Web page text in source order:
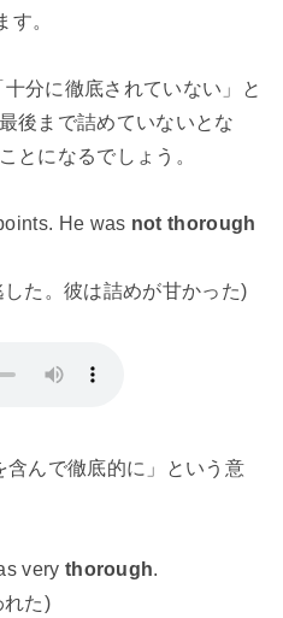
す。
十分に徹底されていない」と
後まで詰めていないとな
とになるでしょう。
He was not thorough
た。彼は詰めが甘かった)
含んで徹底的に」という意
very thorough.
れた)